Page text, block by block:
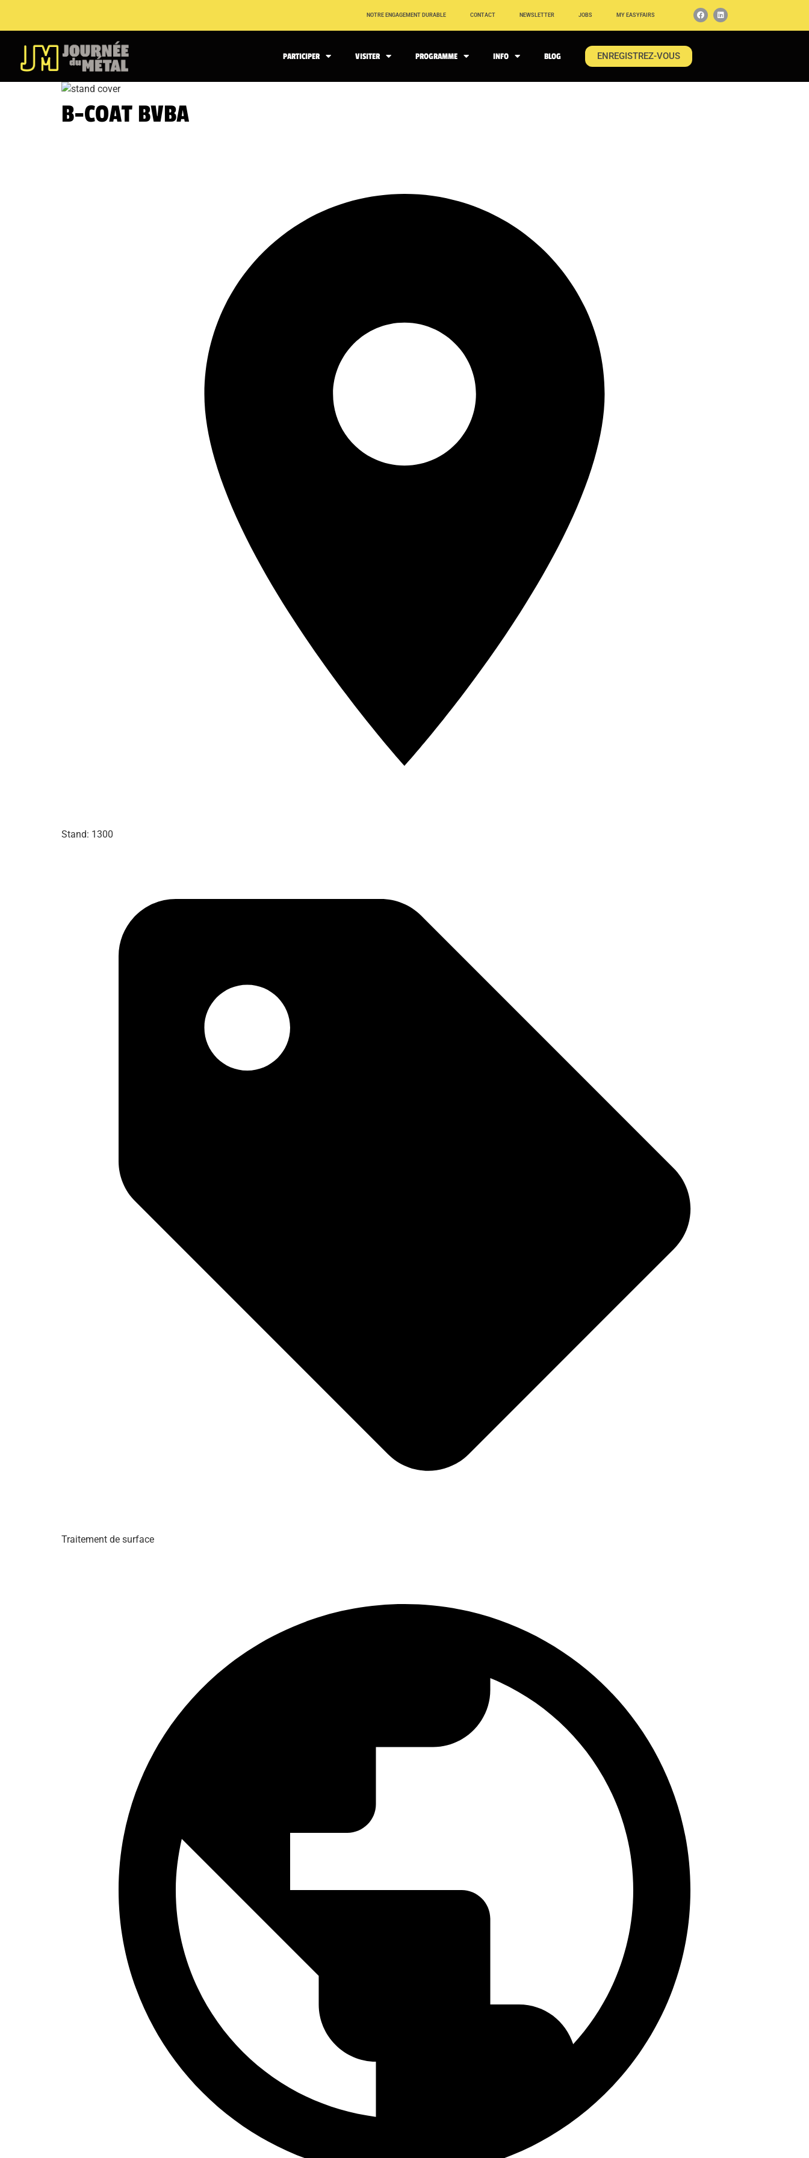
NOTRE ENGAGEMENT DURABLE CONTACT NEWSLETTER JOBS MY EASYFAIRS
PARTICIPER VISITER PROGRAMME INFO BLOG ENREGISTREZ-VOUS
B-COAT BVBA
Stand: 1300
Traitement de surface